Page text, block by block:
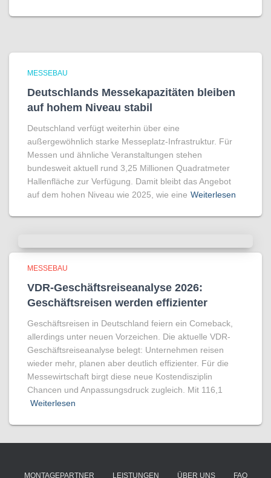
MESSEBAU
Deutschlands Messekapazitäten bleiben
auf hohem Niveau stabil
Deutschland verfügt weiterhin über eine
außergewöhnlich starke Messeplatz-Infrastruktur. Für
Messen und ähnliche Veranstaltungen stehen
bundesweit aktuell rund 3,25 Millionen Quadratmeter
Hallenfläche zur Verfügung. Damit bleibt das Angebot
auf dem hohen Niveau wie 2025, wie eine Weiterlesen
MESSEBAU
VDR-Geschäftsreiseanalyse 2026:
Geschäftsreisen werden effizienter
Geschäftsreisen in Deutschland feiern ein Comeback,
allerdings unter neuen Vorzeichen. Die aktuelle VDR-
Geschäftsreiseanalyse belegt: Unternehmen reisen
wieder mehr, planen aber deutlich effizienter. Für die
Messewirtschaft birgt diese neue Kostendisziplin
Chancen und Anpassungsdruck zugleich. Mit 116,1
Weiterlesen
MONTAGEPARTNER LEISTUNGEN ÜBER UNS FAQ